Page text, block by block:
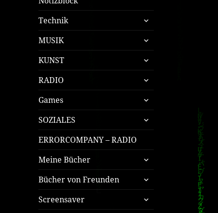
Technik
untermenü
öffnen
MUSIK
untermenü
öffnen
KUNST
untermenü
öffnen
RADIO
untermenü
öffnen
Games
untermenü
öffnen
SOZIALES
untermenü
öffnen
ERRORCOMPANY – RADIO
Meine Bücher
untermenü
öffnen
Bücher von Freunden
untermenü
öffnen
Screensaver
untermenü
öffnen